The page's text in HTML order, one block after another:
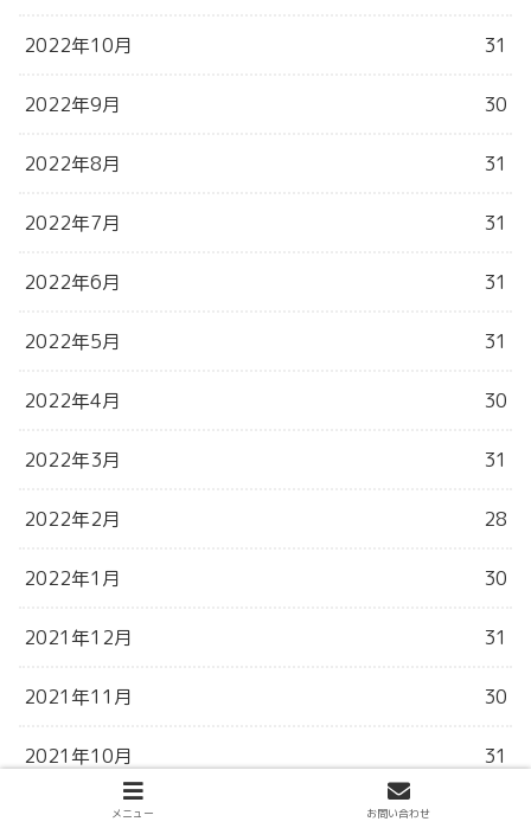
2022年10月 31
2022年9月 30
2022年8月 31
2022年7月 31
2022年6月 31
2022年5月 31
2022年4月 30
2022年3月 31
2022年2月 28
2022年1月 30
2021年12月 31
2021年11月 30
2021年10月 31
2021年9月メニュー お問い合わせ